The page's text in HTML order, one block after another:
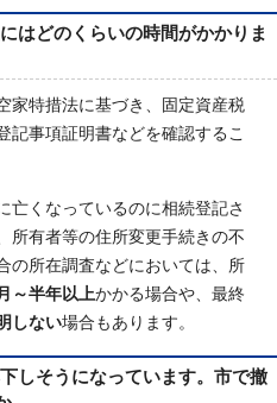
はどのくらいの時間がかかりま
特措法に基づき、固定資産税
記事項証明書などを確認するこ
くなっているのに相続登記さ
所有者等の住所変更手続きの不
の所在調査などにおいては、所
～半年以上かかる場合や、最終
しない場合もあります。
しそうになっています。市で撤